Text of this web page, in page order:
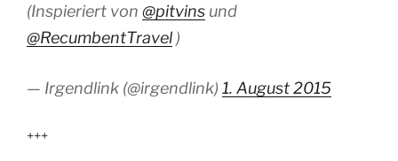
(Inspieriert von @pitvins und
@RecumbentTravel )
— Irgendlink (@irgendlink) 1. August 2015
+++